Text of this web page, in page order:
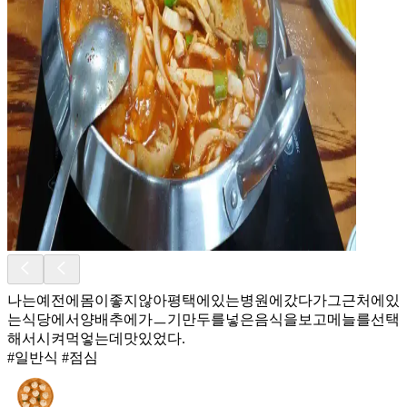
나는예전에몸이좋지않아평택에있는병원에갔다가그근처에있
는식당에서양배추에가ㅡ기만두를넣은음식을보고메늘를선택
해서시켜먹엏는데맛있었다.
#일반식 #점심